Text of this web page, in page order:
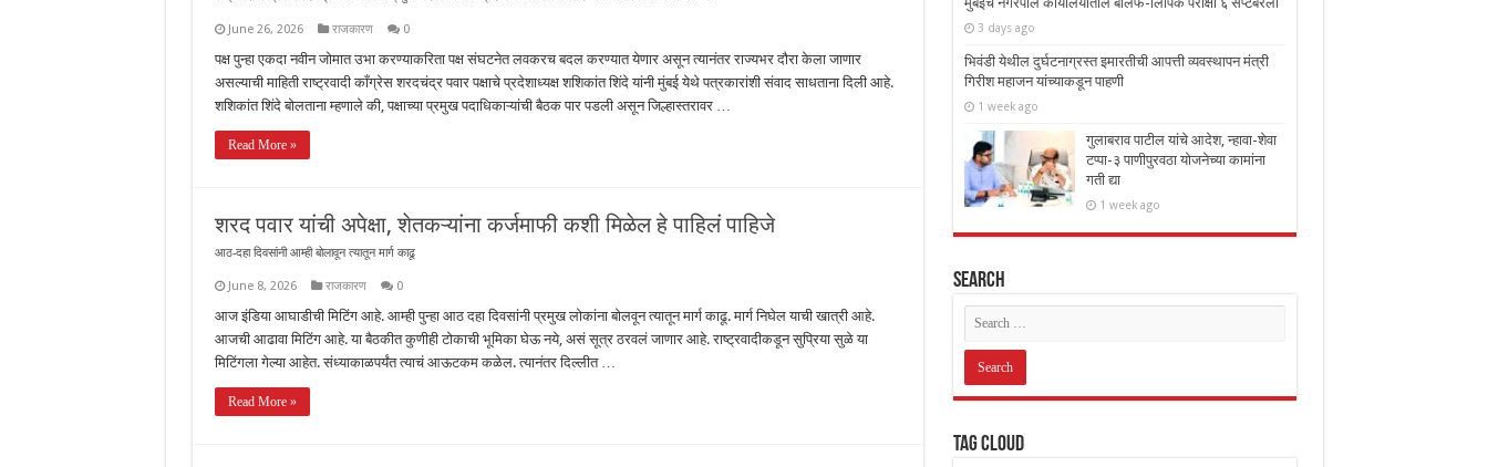
June 26, 2026 राजकारण 0
पक्ष पुन्हा एकदा नवीन जोमात उभा करण्याकरिता पक्ष संघटनेत लवकरच बदल करण्यात येणार असून त्यानंतर राज्यभर दौरा केला जाणार
असल्याची माहिती राष्ट्रवादी काँग्रेस शरदचंद्र पवार पक्षाचे प्रदेशाध्यक्ष शशिकांत शिंदे यांनी मुंबई येथे पत्रकारांशी संवाद साधताना दिली आहे.
शशिकांत शिंदे बोलताना म्हणाले की, पक्षाच्या प्रमुख पदाधिकाऱ्यांची बैठक पार पडली असून जिल्हास्तरावर …
Read More »
शरद पवार यांची अपेक्षा, शेतकऱ्यांना कर्जमाफी कशी मिळेल हे पाहिलं पाहिजे
आठ-दहा दिवसांनी आम्ही बोलावून त्यातून मार्ग काढू
June 8, 2026 राजकारण 0
आज इंडिया आघाडीची मिटिंग आहे. आम्ही पुन्हा आठ दहा दिवसांनी प्रमुख लोकांना बोलवून त्यातून मार्ग काढू. मार्ग निघेल याची खात्री आहे.
आजची आढावा मिटिंग आहे. या बैठकीत कुणीही टोकाची भूमिका घेऊ नये, असं सूत्र ठरवलं जाणार आहे. राष्ट्रवादीकडून सुप्रिया सुळे या
मिटिंगला गेल्या आहेत. संध्याकाळपर्यंत त्याचं आऊटकम कळेल. त्यानंतर दिल्लीत …
Read More »
3 days ago
भिवंडी येथील दुर्घटनाग्रस्त इमारतीची आपत्ती व्यवस्थापन मंत्री
गिरीश महाजन यांच्याकडून पाहणी
1 week ago
गुलाबराव पाटील यांचे आदेश, न्हावा-शेवा
टप्पा-३ पाणीपुरवठा योजनेच्या कामांना
गती द्या
1 week ago
Search
Tag Cloud